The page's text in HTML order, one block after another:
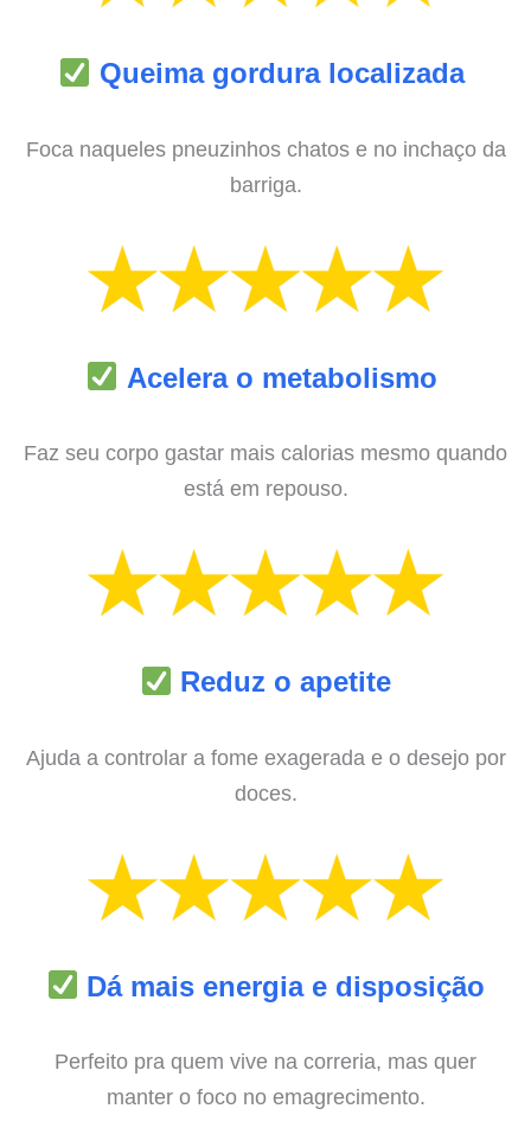
Queima gordura localizada
Foca naqueles pneuzinhos chatos e no inchaço da
barriga.
Acelera o metabolismo
Faz seu corpo gastar mais calorias mesmo quando
está em repouso.
Reduz o apetite
Ajuda a controlar a fome exagerada e o desejo por
doces.
Dá mais energia e disposição
Perfeito pra quem vive na correria, mas quer
manter o foco no emagrecimento.